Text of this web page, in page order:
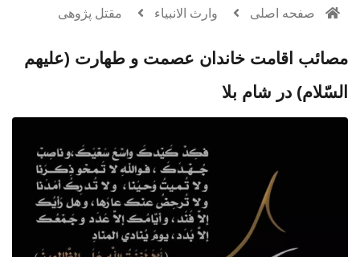
صفحه اصلی وارث الانبياء مقتل پژوهی
مصائب اقامت خاندان عصمت و طهارت (علیهم
السّلام) در شام بلا